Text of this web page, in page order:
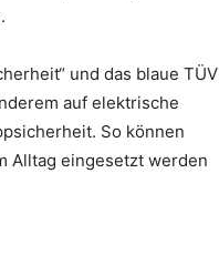
und das blaue TÜV
auf elektrische
So können
Alltag eingesetzt werden